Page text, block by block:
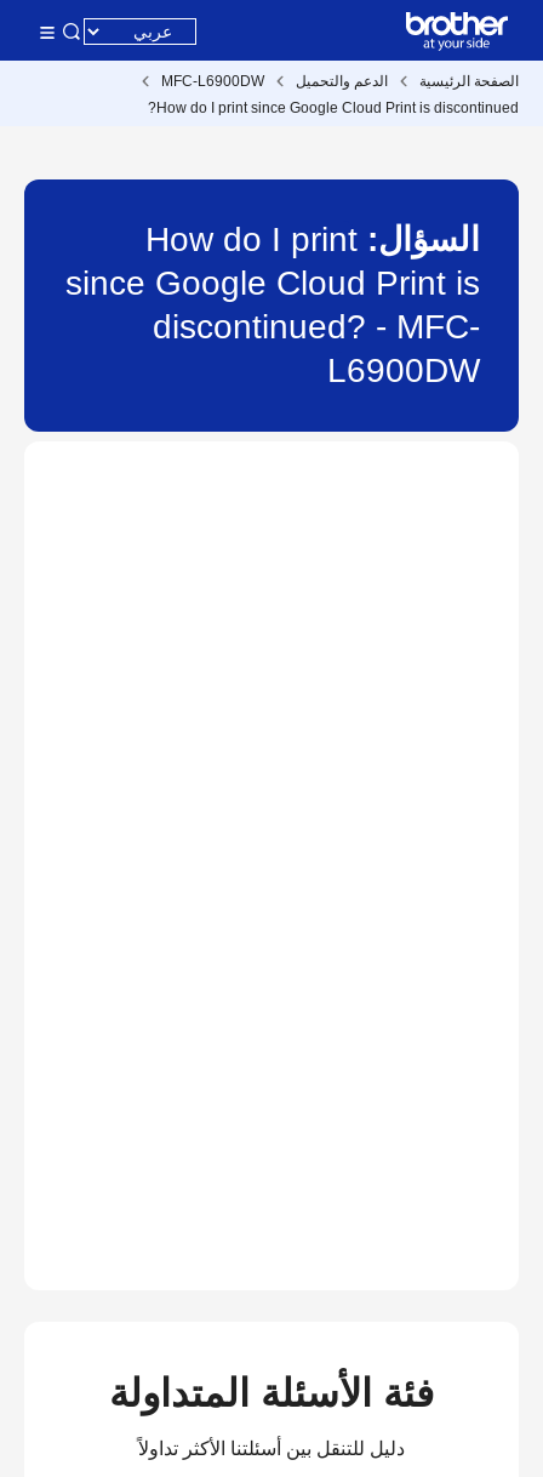
الصفحة الرئيسية الدعم والتحميل
MFC-L6900DW
How do I print since Google Cloud Print is discontinued?
السؤال:
How do I print
since Google Cloud Print is
discontinued? - MFC-
L6900DW
فئة الأسئلة المتداولة
دليل للتنقل بين أسئلتنا الأكثر تداولاً